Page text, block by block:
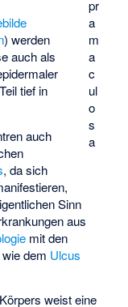
pr
a
m
a
c
ul
o
s
a
) werden
auch als
tief in
auch
, da sich
Sinn
aus
mit den
dem Ulcus
weist eine